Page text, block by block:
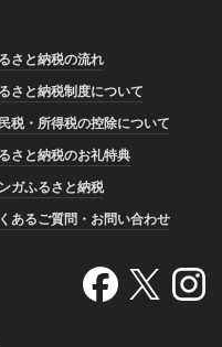
さと納税の流れ
さと納税制度について
税・所得税の控除について
さと納税のお礼特典
ガふるさと納税
あるご質問・お問い合わせ